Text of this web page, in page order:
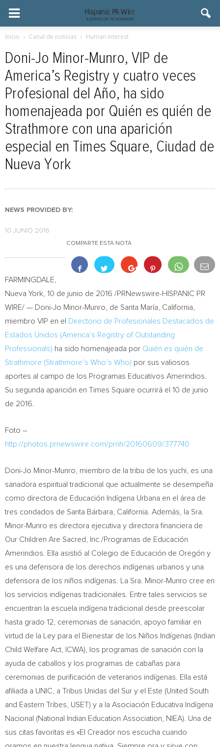
Inicio Canal de noticias Human Interest
Doni-Jo Minor-Munro, VIP de
America’s Registry y cuatro veces
Profesional del Año, ha sido
homenajeada por Quién es quién de
Strathmore con una aparición
especial en Times Square, Ciudad de
Nueva York
NEWS PROVIDED BY:
10 JUNIO 2016
COMPARTE ESTA NOTA
FARMINGDALE
Nueva York , 10 de junio de 2016 /PRNewswire-HISPANIC PR
WIRE/ — Doni-Jo Minor-Munro , de Santa María, California
miembro VIP en el
Directorio de Profesionales Destacados de
Estados Unidos (America’s Registry of Outstanding
Professionals) ha sido homenajeada por Quién es quién de
Strathmore (Strathmore’s Who’s Who) por sus valiosos
aportes al campo de los Programas Educativos Amerindios.
Su segunda aparición en Times Square ocurrirá el 10 de junio
de 2016.
Foto –
http://photos.prnewswire.com/prnh/20160609/377740
Doni-Jo Minor-Munro , miembro de la tribu de los yuchi, es una
sanadora espiritual tradicional que actualmente se desempeña
como directora de Educación Indígena Urbana en el área de
tres condados de Santa Bárbara, California . Además, la Sra.
Minor-Munro es directora ejecutiva y directora financiera de
Our Children Are Sacred, Inc./Programas de Educación
Amerindios. Ella asistió al Colegio de Educación de Oregón y
es una defensora de los derechos indígenas urbanos y una
defensora de los niños indígenas. La Sra. Minor-Munro cree en
los servicios indígenas tradicionales. Entre tales servicios se
encuentran la escuela indígena tradicional desde preescolar
hasta grado 12, ceremonias de sanación, apoyo familiar en
virtud de la Ley para el Bienestar de los Niños Indígenas (Indian
Child Welfare Act, ICWA), los programas de sanación con la
ayuda de caballos y los programas de cabañas para
ceremonias de purificación de veteranos indígenas. Ella está
afiliada a UNIC, a Tribus Unidas del Sur y el Este (United South
and Eastern Tribes, USET) y a la Asociación Educativa Indígena
Nacional (National Indian Education Association, NIEA). Una de
sus citas favoritas es «El Creador nos escucha cuando